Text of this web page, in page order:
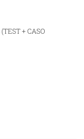
+ CASO